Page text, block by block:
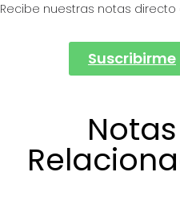
Recibe nuestras notas directo
Suscribirme
Notas